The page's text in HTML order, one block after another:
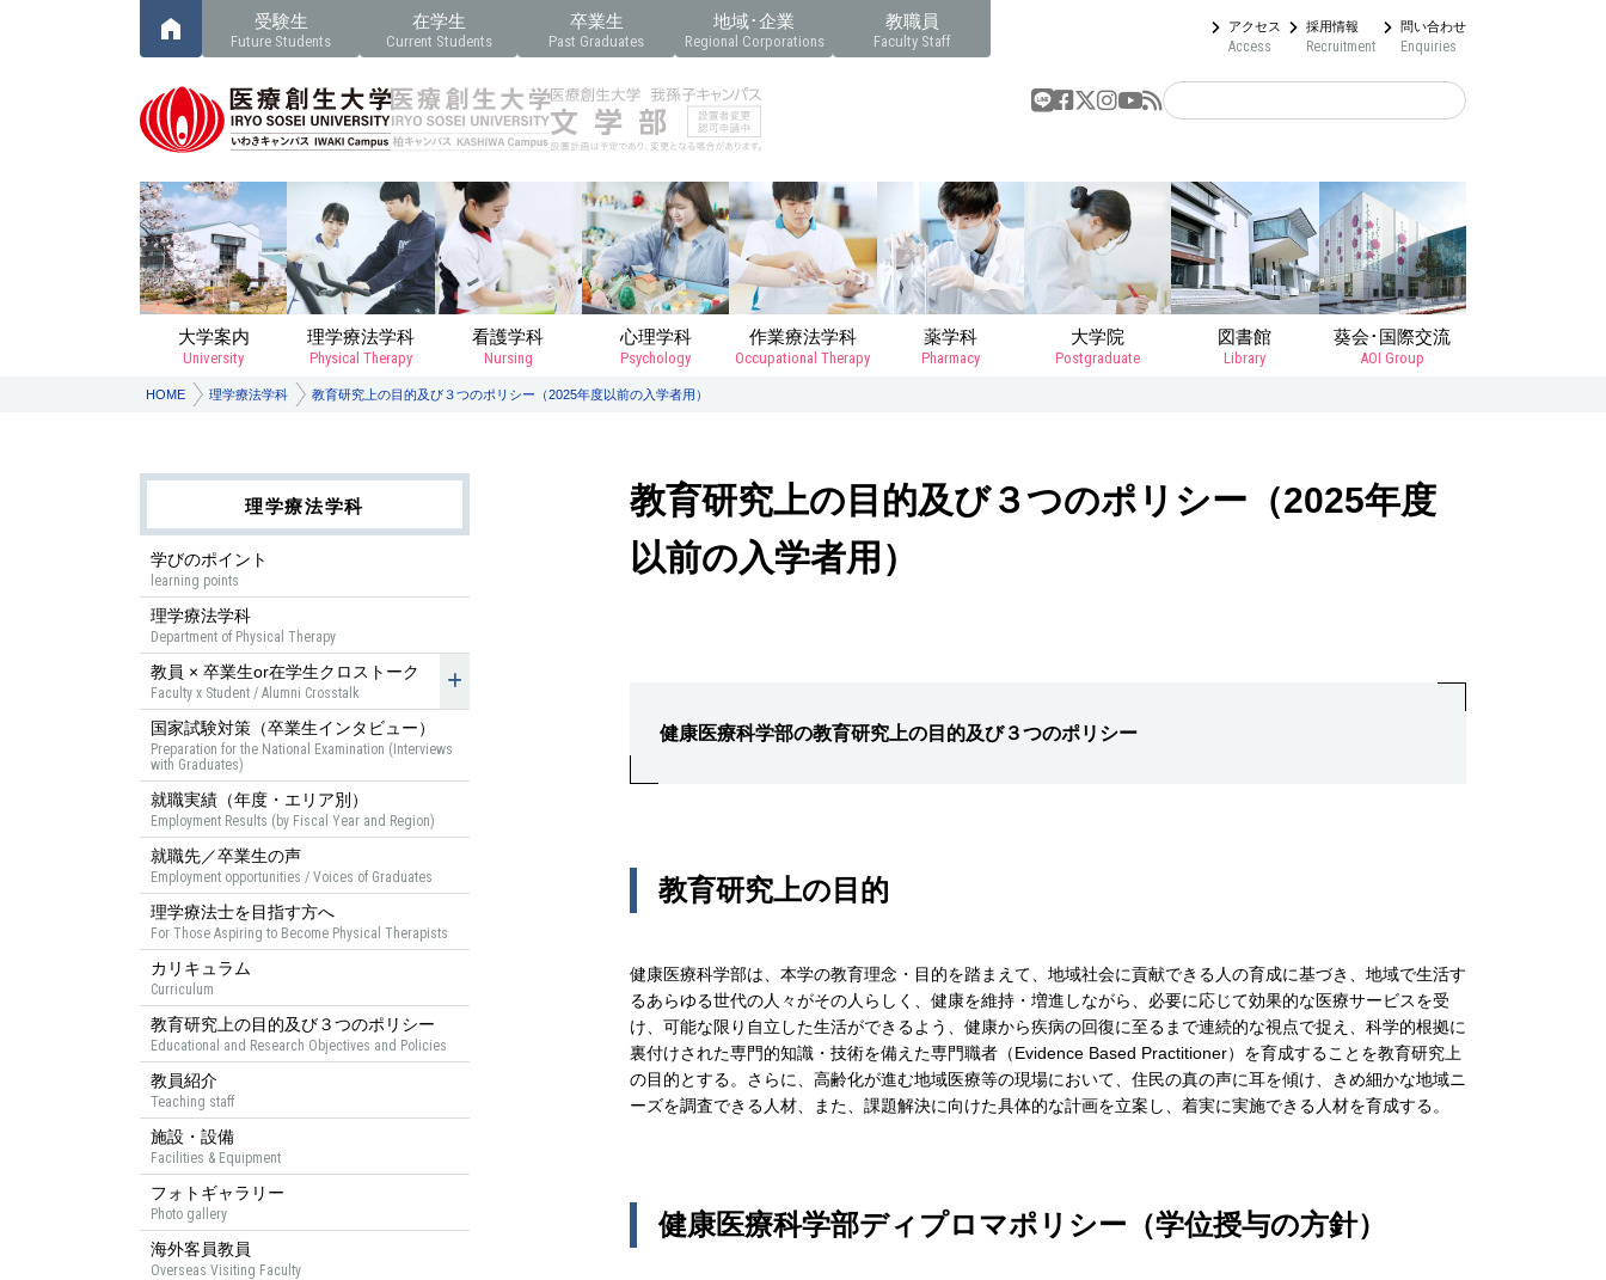
受験生
Future Students
在学生
Current Students
卒業生
Past Graduates
地域･企業
Regional Corporations
教職員
Faculty Staff
アクセス
Access
採用情報
Recruitment
問い合わせ
Enquiries
大学案内
University
理学療法学科
Physical Therapy
看護学科
Nursing
心理学科
Psychology
作業療法学科
Occupational Therapy
薬学科
Pharmacy
大学院
Postgraduate
図書館
Library
葵会･国際交流
AOI Group
HOME 理学療法学科 教育研究上の目的及び３つのポリシー（2025年度以前の入学者用）
教育研究上の目的及び３つのポリシー（2025年度
以前の入学者用）
健康医療科学部の教育研究上の目的及び３つのポリシー
教育研究上の目的
健康医療科学部は、本学の教育理念・目的を踏まえて、地域社会に貢献できる人の育成に基づき、地域で生活す
るあらゆる世代の人々がその人らしく、健康を維持・増進しながら、必要に応じて効果的な医療サービスを受
け、可能な限り自立した生活ができるよう、健康から疾病の回復に至るまで連続的な視点で捉え、科学的根拠に
裏付けされた専門的知識・技術を備えた専門職者（Evidence Based Practitioner）を育成することを教育研究上
の目的とする。さらに、高齢化が進む地域医療等の現場において、住民の真の声に耳を傾け、きめ細かな地域ニ
ーズを調査できる人材、また、課題解決に向けた具体的な計画を立案し、着実に実施できる人材を育成する。
健康医療科学部ディプロマポリシー（学位授与の方針）
理学療法学科
学びのポイント
learning points
理学療法学科
Department of Physical Therapy
教員 × 卒業生or在学生クロストーク
Faculty x Student / Alumni Crosstalk
国家試験対策（卒業生インタビュー）
Preparation for the National Examination (Interviews
with Graduates)
就職実績（年度・エリア別）
Employment Results (by Fiscal Year and Region)
就職先／卒業生の声
Employment opportunities / Voices of Graduates
理学療法士を目指す方へ
For Those Aspiring to Become Physical Therapists
カリキュラム
Curriculum
教育研究上の目的及び３つのポリシー
Educational and Research Objectives and Policies
教員紹介
Teaching staff
施設・設備
Facilities & Equipment
フォトギャラリー
Photo gallery
海外客員教員
Overseas Visiting Faculty